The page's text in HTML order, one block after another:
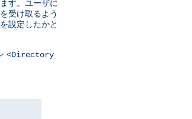
す。ユーザに
受け取るよう
設定したかと
<Directory